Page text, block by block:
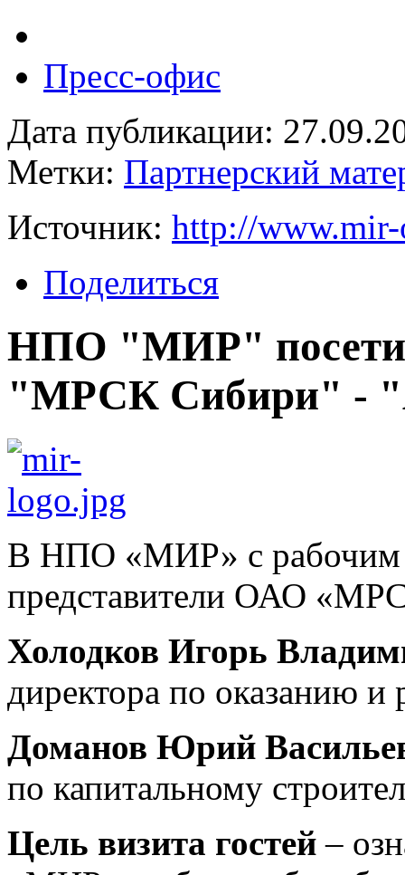
Пресс-офис
Дата публикации:
Метки: Партнерский
Источник: http://
Поделиться
НПО "МИР"
"МРСК Сибири" -
В НПО «МИР» с рабочим
представители ОАО
Холодков Игорь
директора по оказанию и
Доманов Юрий
по капитальному
Цель визита гостей –